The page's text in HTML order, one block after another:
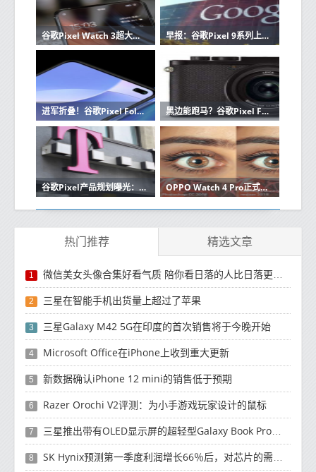
谷歌Pixel Watch 3超大版本曝光 屏幕和电池续航更强 早报：谷歌Pixel 9系列上市 新款极氪007/001发布
进军折叠！谷歌Pixel Fold正式发布 售价约1.25万元 黑边能跑马？谷歌Pixel Fold折叠机上手 约1.25万起
谷歌Pixel产品规划曝光：第二款折叠机或后年推出 OPPO Watch 4 Pro正式开售 续航最高达14天 2299元起
热门推荐 精选文章
1 微信美女头像合集好看气质 陪你看日落的人比日落更浪漫
2 三星在智能手机出货量上超过了苹果
3 三星Galaxy M42 5G在印度的首次销售将于今晚开始
4 Microsoft Office在iPhone上收到重大更新
5 新数据确认iPhone 12 mini的销售低于预期
6 Razer Orochi V2评测：为小手游戏玩家设计的鼠标
7 三星推出带有OLED显示屏的超轻型Galaxy Book Pro和Galaxy Book Pro 360笔记本电脑
8 SK Hynix预测第一季度利润增长66％后，对芯片的需求将增强